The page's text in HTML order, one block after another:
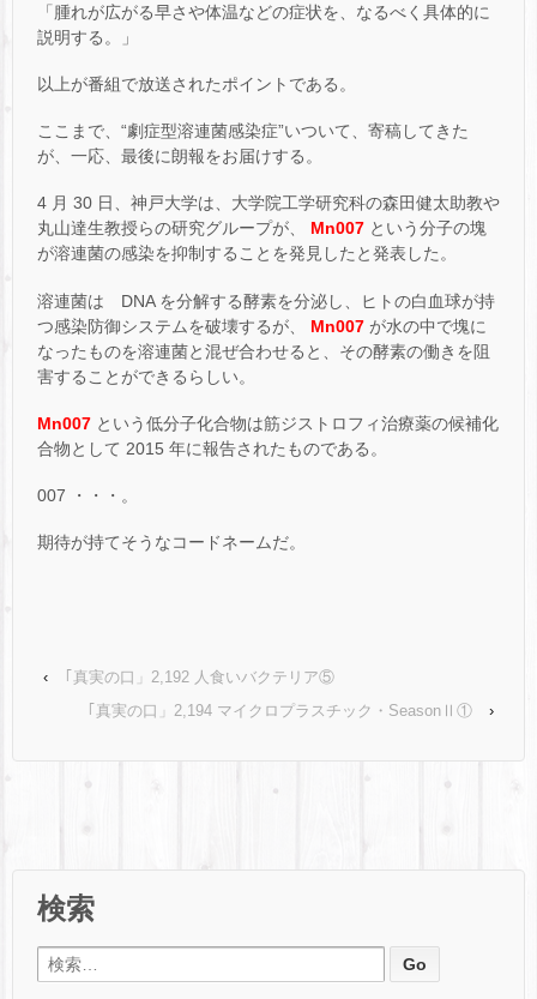
「腫れが広がる早さや体温などの症状を、なるべく具体的に
説明する。」
以上が番組で放送されたポイントである。
ここまで、“劇症型溶連菌感染症”いついて、寄稿してきた
が、一応、最後に朗報をお届けする。
4 月 30 日、神戸大学は、大学院工学研究科の森田健太助教や
丸山達生教授らの研究グループが、 Mn007 という分子の塊
が溶連菌の感染を抑制することを発見したと発表した。
溶連菌は DNA を分解する酵素を分泌し、ヒトの白血球が持
つ感染防御システムを破壊するが、 Mn007 が水の中で塊に
なったものを溶連菌と混ぜ合わせると、その酵素の働きを阻
害することができるらしい。
Mn007 という低分子化合物は筋ジストロフィ治療薬の候補化
合物として 2015 年に報告されたものである。
007 ・・・。
期待が持てそうなコードネームだ。
‹
｢真実の口」2,192 人食いバクテリア⑤
｢真実の口」2,194 マイクロプラスチック・SeasonⅡ①
›
検索
検索: